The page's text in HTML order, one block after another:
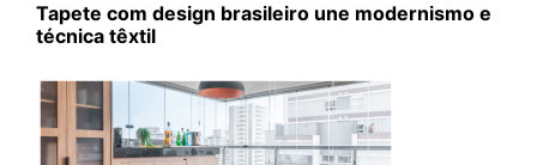
Tapete com design brasileiro une modernismo e
técnica têxtil